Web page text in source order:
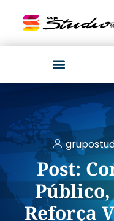
Post:
Reforça